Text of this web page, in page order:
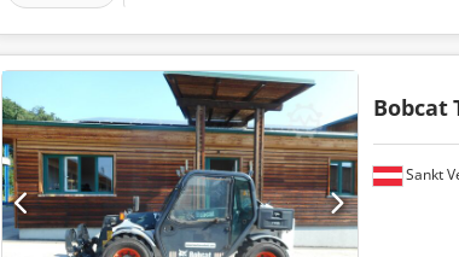
Sankt
Bobcat